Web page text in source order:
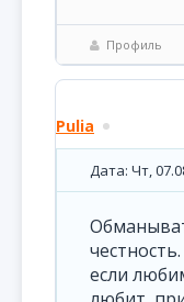
Профиль
Pulia
Дата: Чт,
если